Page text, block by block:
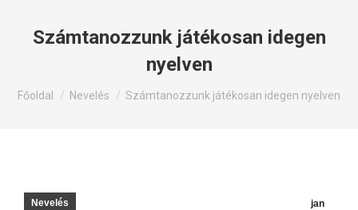
Számtanozzunk játékosan idegen
nyelven
Itt állsz:
Főoldal Nevelés Számtanozzunk játékosan idegen nyelven
jan
Nevelés